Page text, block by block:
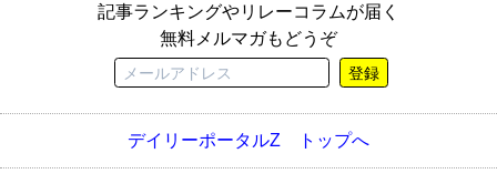
記事ランキングやリレーコラムが届く
無料メルマガもどうぞ
登録
デイリーポータルZ トップへ